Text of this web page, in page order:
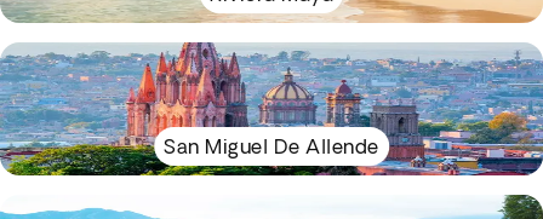
San Miguel De Allende